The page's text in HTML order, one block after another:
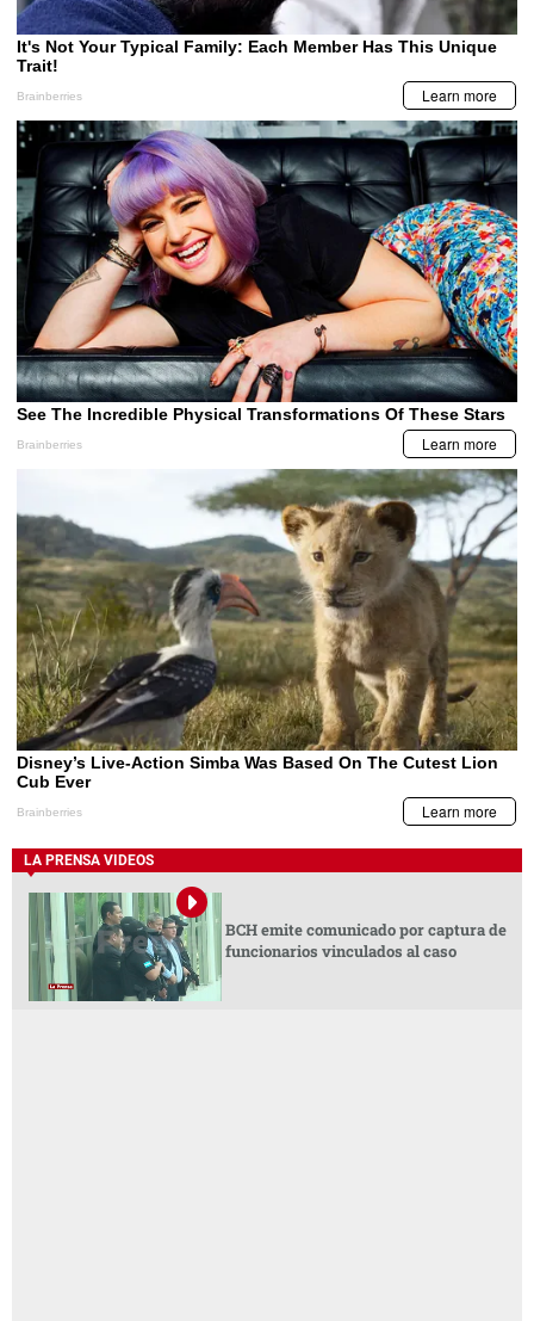
LA PRENSA VIDEOS
BCH emite comunicado por captura de
funcionarios vinculados al caso